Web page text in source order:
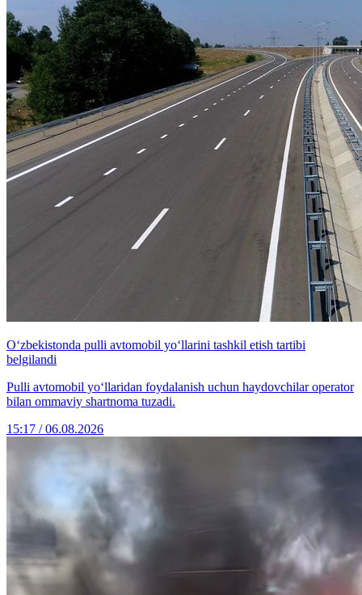
O‘zbekistonda pulli avtomobil yo‘llarini tashkil etish tartibi
belgilandi
Pulli avtomobil yo‘llaridan foydalanish uchun haydovchilar operator
bilan ommaviy shartnoma tuzadi.
15:17 / 06.08.2026